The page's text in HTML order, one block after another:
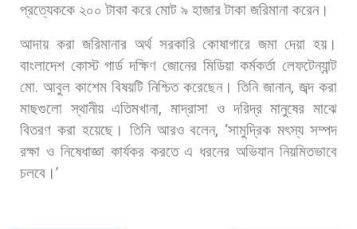
প্রত্যেককে ২০০ টাকা করে মোট ৯ হাজার টাকা জরিমানা করেন।
আদায় করা জরিমানার অর্থ সরকারি কোষাগারে জমা দেয়া হয়।
বাংলাদেশ কোস্ট গার্ড দক্ষিণ জোনের মিডিয়া কর্মকর্তা লেফটেন্যান্ট
মো. আবুল কাশেম বিষয়টি নিশ্চিত করেছেন। তিনি জানান, জব্দ করা
মাছগুলো স্থানীয় এতিমখানা,মাদ্রাসা ও দরিদ্র মানুষের মাঝে
বিতরণ করা হয়েছে। তিনি আরও বলেন, ‘সামুদ্রিক মৎস্য সম্পদ
রক্ষা ও নিষেধাজ্ঞা কার্যকর করতে এ ধরনের অভিযান নিয়মিতভাবে
চলবে।’